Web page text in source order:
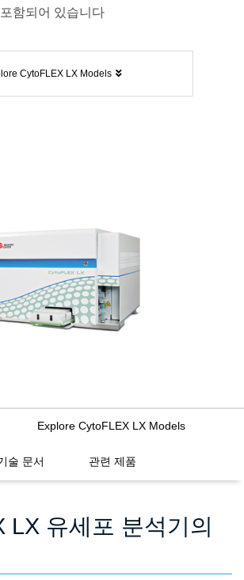
함되어 있습니다
CytoFLEX LX Models
Explore CytoFLEX LX Models
술 문서 관련 제품
LX 유세포 분석기의